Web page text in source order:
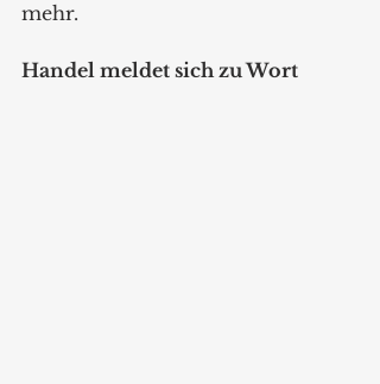
mehr.
Handel meldet sich zu Wort